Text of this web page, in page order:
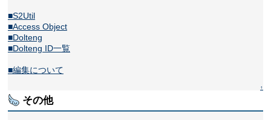
■S2Util
■Access Object
■Dolteng
■Dolteng ID一覧
■編集について
↑
その他